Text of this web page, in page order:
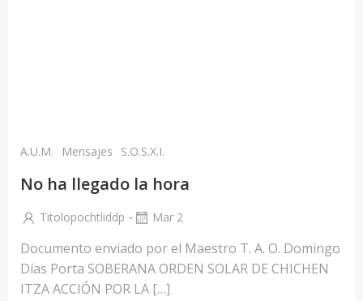
A.U.M. Mensajes S.O.S.X.I.
No ha llegado la hora
Titolopochtliddp - Mar 2
Documento enviado por el Maestro T. A. O. Domingo
Días Porta SOBERANA ORDEN SOLAR DE CHICHEN
ITZA ACCIÓN POR LA […]